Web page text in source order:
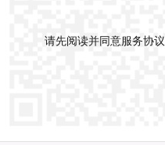
请先阅读并同意服务协议